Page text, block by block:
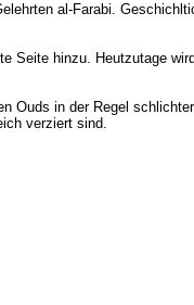
al-Farabi.
hinzu. Heutzutage
in der Regel
verziert sind.